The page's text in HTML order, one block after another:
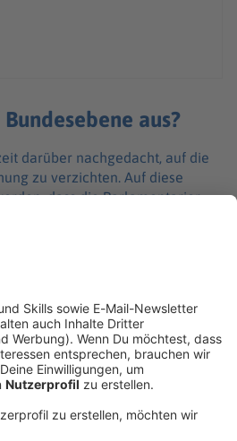
aus?
darüber nachgedacht, auf die
zu verzichten. Auf diese
dass die Parlamentarier
wenn sie wegen angedachter
erwarten. Mittlerweile
im Bundestag für eine